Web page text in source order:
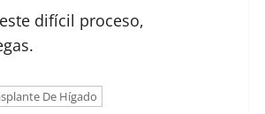
difícil proceso,
De Hígado